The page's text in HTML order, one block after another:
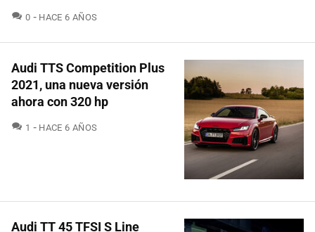
0 COMENTARIOS
HACE 6 AÑOS
Audi TTS Competition Plus
2021, una nueva versión
ahora con 320 hp
1 COMENTARIOS
HACE 6 AÑOS
Audi TT 45 TFSI S Line